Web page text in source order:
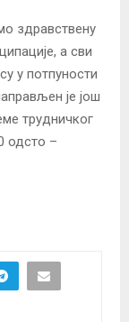
здравствену
а сви
у потпуности
је још
трудничког
одсто –